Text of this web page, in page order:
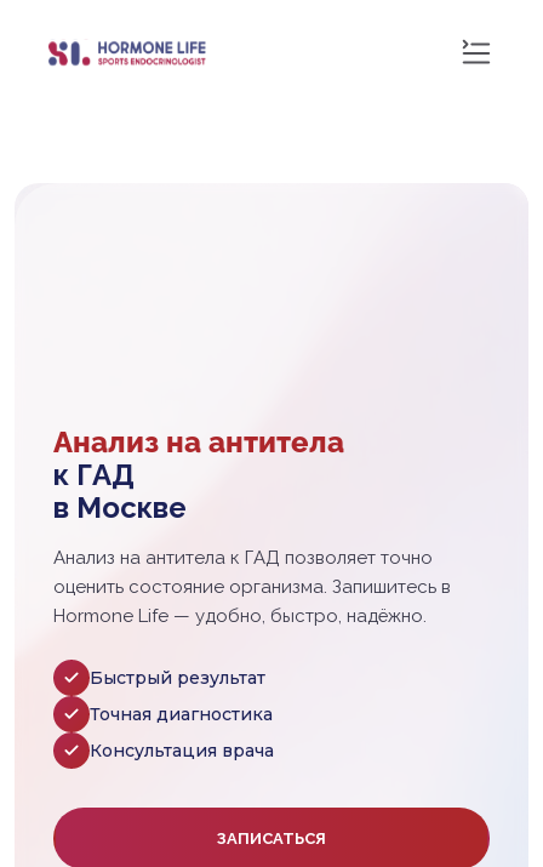
Анализ на антитела
к ГАД
в Москве
Анализ на антитела к ГАД позволяет точно
оценить состояние организма. Запишитесь в
Hormone Life — удобно, быстро, надёжно.
Быстрый результат
Точная диагностика
Консультация врача
ЗАПИСАТЬСЯ